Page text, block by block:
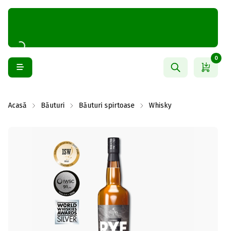
0
Acasă Băuturi Băuturi spirtoase Whisky